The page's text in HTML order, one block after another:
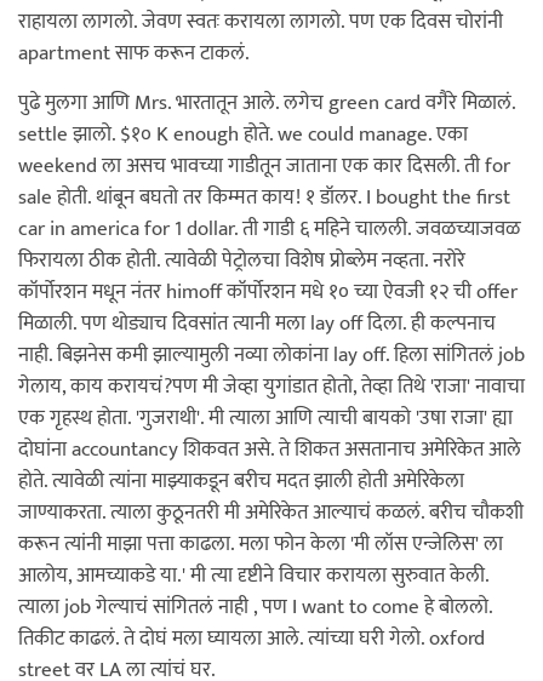
राहायला लागलो. जेवण स्वतः करायला लागलो. पण एक दिवस चोरांनी
apartment साफ करून टाकलं.
पुढे मुलगा आणि Mrs. भारतातून आले. लगेच green card वगैरे मिळालं.
settle झालो. $१० K enough होते. we could manage. एका
weekend ला असच भावच्या गाडीतून जाताना एक कार दिसली. ती for
sale होती. थांबून बघतो तर किम्मत काय! १ डॉलर. I bought the first
car in america for 1 dollar. ती गाडी ६ महिने चालली. जवळच्याजवळ
फिरायला ठीक होती. त्यावेळी पेट्रोलचा विशेष प्रोब्लेम नव्हता. नरोरे
कॉर्पोरशन मधून नंतर himoff कॉर्पोरशन मधे १० च्या ऐवजी १२ ची offer
मिळाली. पण थोड्याच दिवसांत त्यानी मला lay off दिला. ही कल्पनाच
नाही. बिझनेस कमी झाल्यामुली नव्या लोकांना lay off. हिला सांगितलं job
गेलाय, काय करायचं?पण मी जेव्हा युगांडात होतो, तेव्हा तिथे 'राजा' नावाचा
एक गृहस्थ होता. 'गुजराथी'. मी त्याला आणि त्याची बायको 'उषा राजा' ह्या
दोघांना accountancy शिकवत असे. ते शिकत असतानाच अमेरिकेत आले
होते. त्यावेळी त्यांना माझ्याकडून बरीच मदत झाली होती अमेरिकेला
जाण्याकरता. त्याला कुठूनतरी मी अमेरिकेत आल्याचं कळलं. बरीच चौकशी
करून त्यांनी माझा पत्ता काढला. मला फोन केला 'मी लॉस एन्जेलिस' ला
आलोय, आमच्याकडे या.' मी त्या दृष्टीने विचार करायला सुरुवात केली.
त्याला job गेल्याचं सांगितलं नाही , पण I want to come हे बोललो.
तिकीट काढलं. ते दोघं मला घ्यायला आले. त्यांच्या घरी गेलो. oxford
street वर LA ला त्यांचं घर.